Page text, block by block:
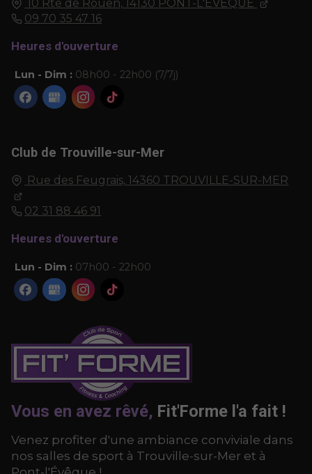
Vous en avez rêvé, Fit'Forme l'a fait !
Venez profiter d'une ambiance conviviale dans
nos salles de sport à Trouville-sur-Mer et à
10 Rte de Rouen, 14130 PONT-L'ÉVÊQUE
09 70 35 47 16
Heures d'ouverture
Lun - Dim : 08h00 - 22h00 (7/7j)
Club de Trouville-sur-Mer
Rue des Feugrais, 14360 TROUVILLE-SUR-MER
02 31 88 46 91
Heures d'ouverture
Lun - Dim : 07h00 - 22h00